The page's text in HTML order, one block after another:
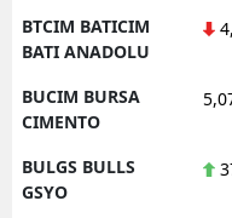
BTCIM BATICIM
BATI ANADOLU
BUCIM BURSA
CIMENTO
BULGS BULLS
GSYO